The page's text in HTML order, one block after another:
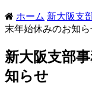
ホーム 新大阪支
末年始休みのお知ら
新大阪支部
知らせ